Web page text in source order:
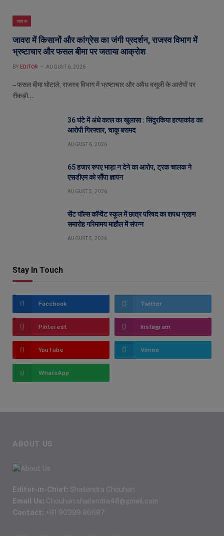
जावरा
जावरा में किसानों और कांग्रेस का जंगी प्रदर्शन, राजस्व विभाग में
भ्रष्टाचार और फसल बीमा पर जताया आक्रोश
BY EDITOR AUGUST 6, 2026
– फसल बीमा घोटाले, राजस्व विभाग में भ्रष्टाचार और अवैध वसूली के आरोपों पर
सेंकड़ो…
36 घंटे में अंधे कत्ल का खुलासा : सिंदुरकिया हत्याकांड का
आरोपी गिरफ्तार, चाकू बरामद
AUGUST 6, 2026
65 हजार रुपए भाड़ा न देने का आरोप, ट्रक चालक ने
एसडीएम को सौंपा ज्ञापन
AUGUST 5, 2026
सेंट पॉल्स कॉन्वेंट स्कूल में छात्र परिषद का शपथ ग्रहण
समारोह गरिमामय माहौल में संपन्न
AUGUST 5, 2026
Stay In Touch
Facebook Twitter
Pinterest Instagram
YouTube Vimeo
WhatsApp
ABOUT US
Editor-in-Chief: Shailendra Chouhan
Email Us: Chouhan.shailendra48@gmail.com
Contact: +91 90399 86687